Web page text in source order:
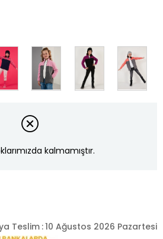
kalmamıştır.
Teslim:10 Ağustos 2026 Pazartesi